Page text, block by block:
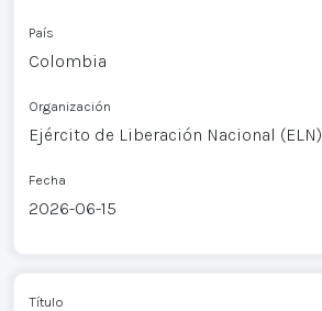
País
Colombia
Organización
Ejército de Liberación Nacional (ELN)
Fecha
2026-06-15
Título